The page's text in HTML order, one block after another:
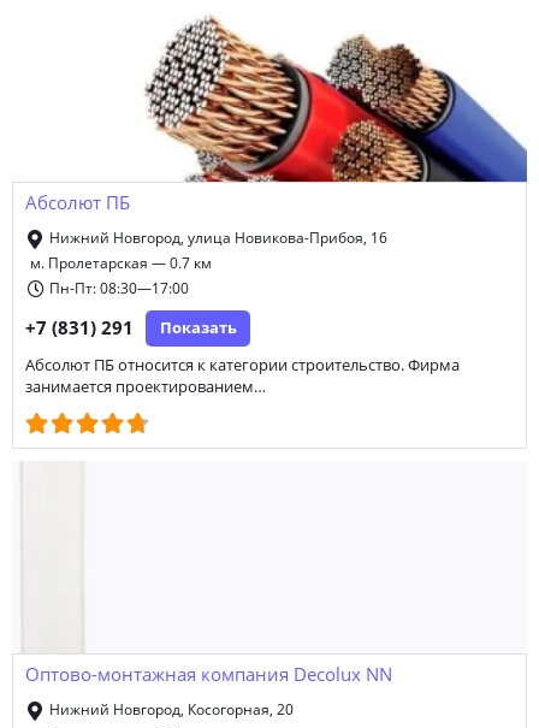
Абсолют ПБ
Нижний Новгород, улица Новикова-Прибоя, 16
м. Пролетарская — 0.7 км
Пн-Пт: 08:30—17:00
+7 (831) 291 Показать
Абсолют ПБ относится к категории строительство. Фирма
занимается проектированием…
Оптово-монтажная компания Decolux NN
Нижний Новгород, Косогорная, 20